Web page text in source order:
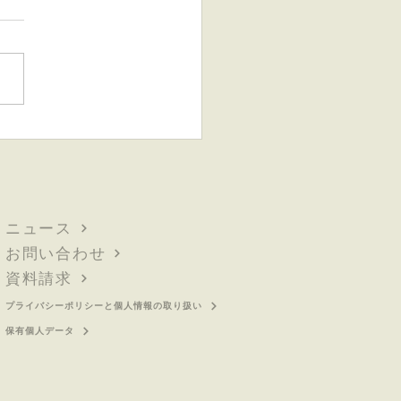
ニーズが顕著に〜
ニュース
お問い合わせ
資料請求
プライバシーポリシーと個人情報の取り扱い
保有個人データ